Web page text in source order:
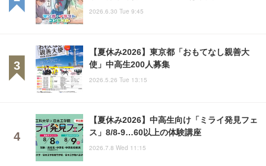
2026.6.30 Tue 9:45
【夏休み2026】東京都「おもてなし親善大
使」中高生200人募集
2026.5.26 Tue 13:15
【夏休み2026】中高生向け「ミライ発見フェ
ス」8/8-9…60以上の体験講座
2026.7.8 Wed 11:15